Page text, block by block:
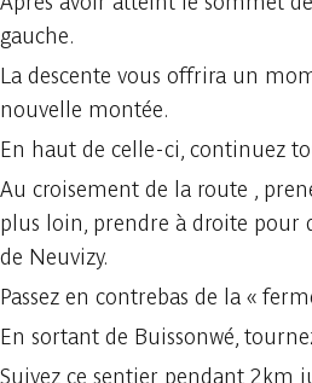
gauche.
La descente vous offrira un
nouvelle montée.
En haut de celle-ci, continuez
Au croisement de la route ,
plus loin, prendre à droite pour
de Neuvizy.
Passez en contrebas de la «
En sortant de Buissonwé,
Suivez ce sentier pendant 2km